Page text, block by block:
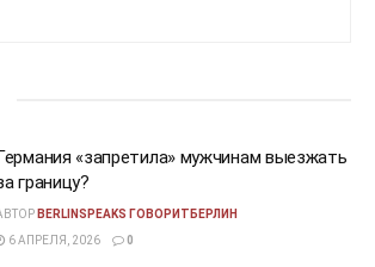
«запретила» мужчинам выезжать
границу?
BERLINSPEAKS ГОВОРИТБЕРЛИН
6 АПРЕЛЯ, 2026
0